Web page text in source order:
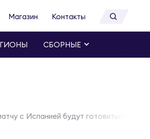
Магазин Контакты
СБОРНЫЕ
с Испанией будут готовиться 32